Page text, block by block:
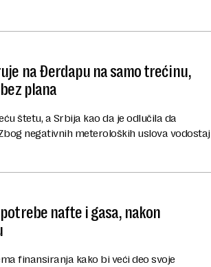
na Đerdapu na samo trećinu,
plana
štetu, a Srbija kao da je odlučila da
negativnih meteroloških uslova vodostaj
nafte i gasa, nakon
finansiranja kako bi veći deo svoje